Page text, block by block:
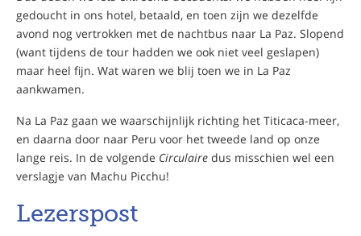
gedoucht in ons hotel, betaald, en toen zijn we dezelfde
avond nog vertrokken met de nachtbus naar La Paz. Slopend
(want tijdens de tour hadden we ook niet veel geslapen)
maar heel fijn. Wat waren we blij toen we in La Paz
aankwamen.
Na La Paz gaan we waarschijnlijk richting het Titicaca-meer,
en daarna door naar Peru voor het tweede land op onze
lange reis. In de volgende Circulaire dus misschien wel een
verslagje van Machu Picchu!
Lezerspost